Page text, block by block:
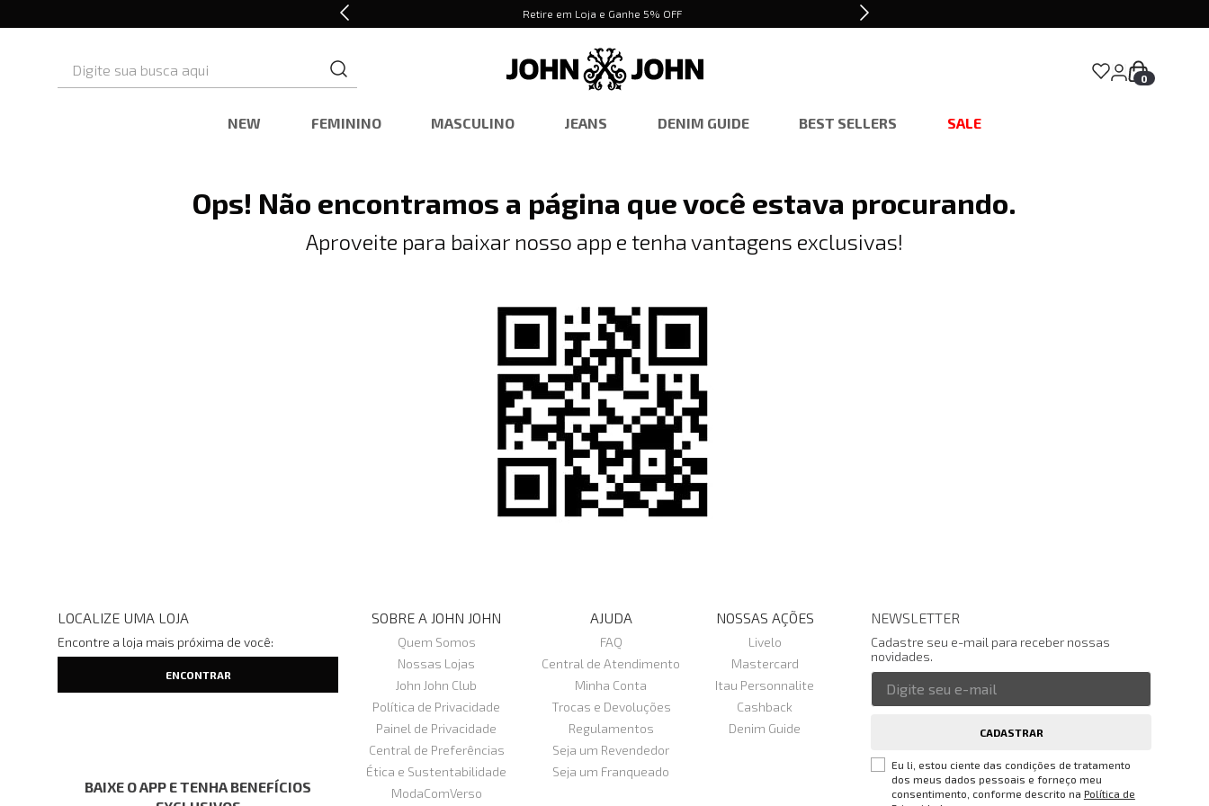
Retire em Loja e Ganhe 5% OFF
0
NEW FEMININO MASCULINO JEANS DENIM GUIDE BEST SELLERS SALE
Ops! Não encontramos a página que você estava procurando.
Aproveite para baixar nosso app e tenha vantagens exclusivas!
LOCALIZE UMA LOJA
Encontre a loja mais próxima de você:
BAIXE O APP E TENHA BENEFÍCIOS
SOBRE A JOHN JOHN
Quem Somos
Nossas Lojas
John John Club
Política de Privacidade
Painel de Privacidade
Central de Preferências
Ética e Sustentabilidade
ModaComVerso
AJUDA
FAQ
Central de Atendimento
Minha Conta
Trocas e Devoluções
Regulamentos
Seja um Revendedor
Seja um Franqueado
NOSSAS AÇÕES
Livelo
Mastercard
Itau Personnalite
Cashback
Denim Guide
NEWSLETTER
Cadastre seu e-mail para receber nossas
novidades.
CADASTRAR
Eu li, estou ciente das condições de tratamento
dos meus dados pessoais e forneço meu
consentimento, conforme descrito na Política de